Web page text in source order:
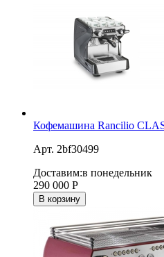
Кофемашина Rancilio
Арт. 2bf30499
Доставим:в понедельник
290 000 Р
В корзину